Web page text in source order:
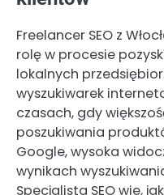
Freelancer SEO z
rolę w procesie
lokalnych
wyszukiwarek
czasach, gdy
poszukiwania
Google, wysoka
wynikach
Specjalista SEO wie,